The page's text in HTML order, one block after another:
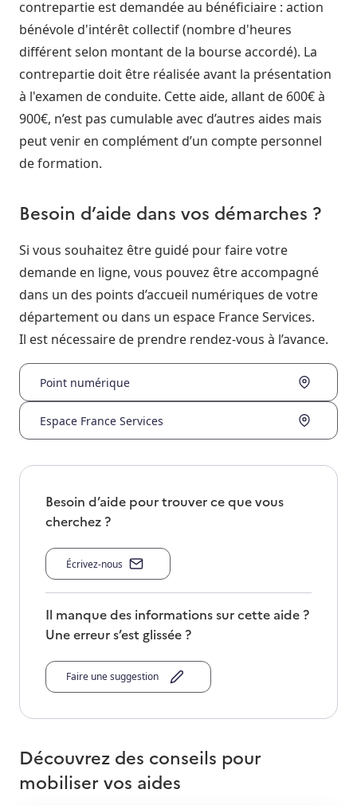
contrepartie est demandée au bénéficiaire : action
bénévole d'intérêt collectif (nombre d'heures
différent selon montant de la bourse accordé). La
contrepartie doit être réalisée avant la présentation
à l'examen de conduite. Cette aide, allant de 600€ à
900€, n’est pas cumulable avec d’autres aides mais
peut venir en complément d’un compte personnel
de formation.
Besoin d’aide dans vos démarches ?
Si vous souhaitez être guidé pour faire votre
demande en ligne, vous pouvez être accompagné
dans un des points d’accueil numériques de votre
département ou dans un espace France Services.
Il est nécessaire de prendre rendez-vous à l’avance.
Point numérique
Espace France Services
Besoin d’aide pour trouver ce que vous
cherchez ?
Écrivez-nous
Il manque des informations sur cette aide ?
Une erreur s’est glissée ?
Faire une suggestion
Découvrez des conseils pour
mobiliser vos aides